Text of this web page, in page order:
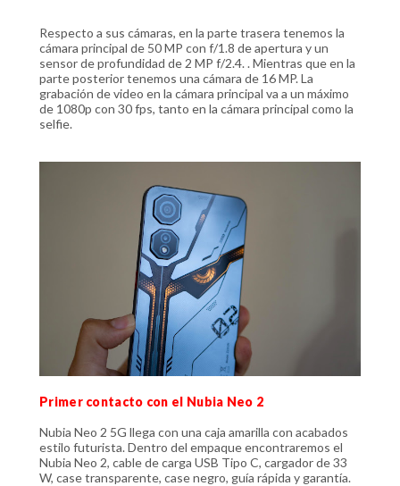
Respecto a sus cámaras, en la parte trasera tenemos la
cámara principal de 50 MP con f/1.8 de apertura y un
sensor de profundidad de 2 MP f/2.4. . Mientras que en la
parte posterior tenemos una cámara de 16 MP. La
grabación de video en la cámara principal va a un máximo
de 1080p con 30 fps, tanto en la cámara principal como la
selfie.
Primer contacto con el Nubia Neo 2
Nubia Neo 2 5G llega con una caja amarilla con acabados
estilo futurista. Dentro del empaque encontraremos el
Nubia Neo 2, cable de carga USB Tipo C, cargador de 33
W, case transparente, case negro, guía rápida y garantía.